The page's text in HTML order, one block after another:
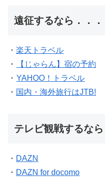
遠征するなら．．．
・ 楽天トラベル
・
【じゃらん】宿の予約
・ YAHOO！トラベル
・ 国内・海外旅行はJTB!
テレビ観戦するなら
・ DAZN
・ DAZN for docomo